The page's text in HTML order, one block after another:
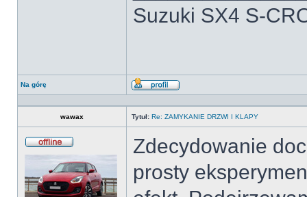
Suzuki SX4 S-
Na górę
Wyświetl
wawax
Tytuł: Re: ZAMYKANIE DRZWI I KLAPY
Zdecydowanie
prosty